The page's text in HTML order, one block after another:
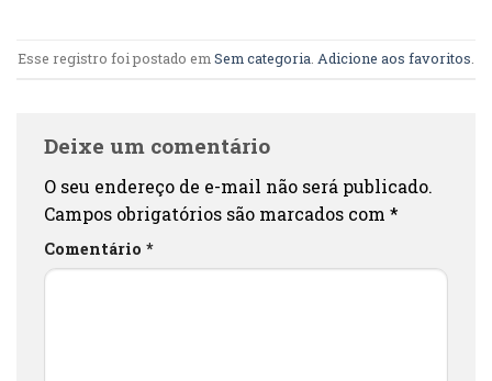
Esse registro foi postado em Sem categoria Adicione aos favoritos
Deixe um comentário
O seu endereço de e-mail não será publicado.
Campos obrigatórios são marcados com *
Comentário *